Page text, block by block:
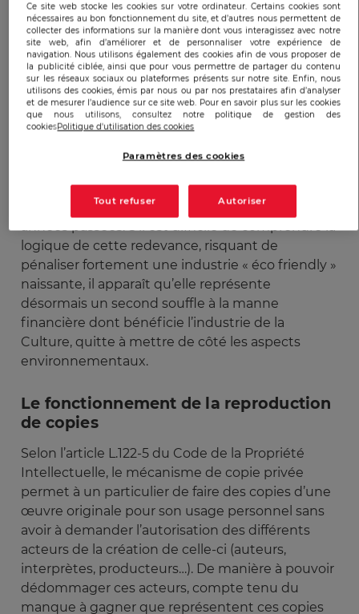
2021. Cependant, une certaine menace pèse sur
cette startup et plus globalement sur l’ensemble
de l’industrie du recyclage électronique français.
En effet, début 2020, le collecteur Copie France,
dont 25% des collectes permettent de financer
des festivals et autres actions culturelles,
souhaite assujettir cette industrie à la redevance
Copie Privée, ciblant jusqu’alors les appareils
reconditionneurs en leur demandant de verser
rétroactivement cette redevance sur les 5
logique de cette redevance, risquant de
pénaliser fortement une industrie « éco friendly »
naissante, il apparaît qu’elle représente
désormais un second souffle à la manne
financière dont bénéficie l’industrie de la
Culture, quitte à mettre de côté les aspects
environnementaux.
Le fonctionnement de la reproduction
de copies
Selon l’article L.122-5 du Code de la Propriété
Intellectuelle, le mécanisme de copie privée
permet à un particulier de faire des copies d’une
œuvre originale pour son usage personnel sans
avoir à demander l’autorisation des différents
acteurs de la création de celle-ci (auteurs,
interprètes, producteurs…). De manière à pouvoir
dédommager ces acteurs, compte tenu du
manque à gagner que représentent ces copies
Ce site web stocke les cookies sur votre ordinateur. Certains cookies sont
nécessaires au bon fonctionnement du site, et d’autres nous permettent de
collecter des informations sur la manière dont vous interagissez avec notre
site web, afin d’améliorer et de personnaliser votre expérience de
navigation. Nous utilisons également des cookies afin de vous proposer de
la publicité ciblée, ainsi que pour vous permettre de partager du contenu
sur les réseaux sociaux ou plateformes présents sur notre site. Enfin, nous
utilisons des cookies, émis par nous ou par nos prestataires afin d’analyser
et de mesurer l’audience sur ce site web. Pour en savoir plus sur les cookies
que nous utilisons, consultez notre politique de gestion des
cookiesPolitique d'utilisation des cookies
Paramètres des cookies
Tout refuser Autoriser